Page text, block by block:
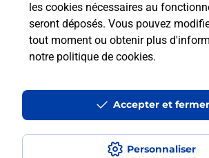
les cookies nécessaires au
seront déposés. Vous pouvez
tout moment ou obtenir plus
notre politique de cookies.
Personnaliser
Accepter et fermer
Est-ce que je peux garder
numéro de mobile
avec La Poste Mobile ?
à l’étranger avec La Poste